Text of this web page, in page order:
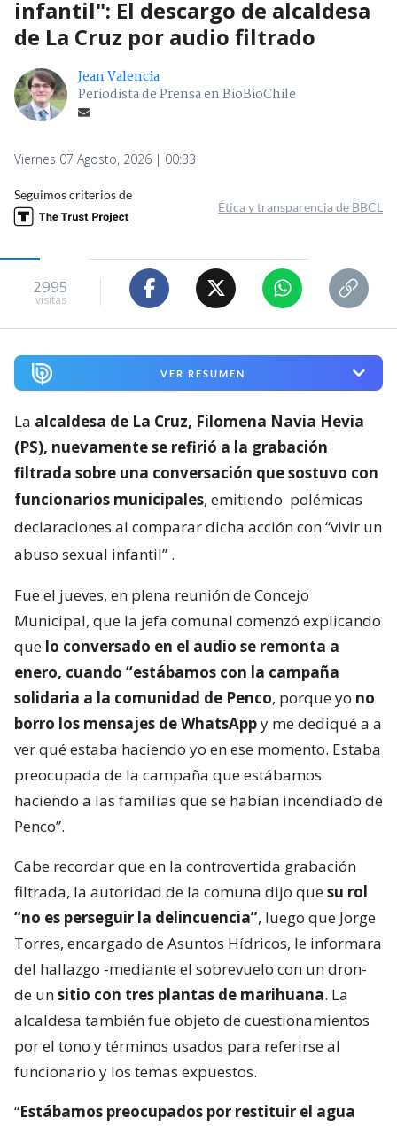
infantil": El descargo de alcaldesa
de La Cruz por audio filtrado
Jean Valencia
Periodista de Prensa en BioBioChile
Viernes 07 Agosto, 2026 | 00:33
Seguimos criterios de
Ética y transparencia de BBCL
2995
visitas
VER RESUMEN
La alcaldesa de La Cruz, Filomena Navia Hevia
(PS), nuevamente se refirió a la grabación
filtrada sobre una conversación que sostuvo con
funcionarios municipales, emitiendo polémicas
declaraciones al comparar dicha acción con “vivir un
abuso sexual infantil” .
Fue el jueves, en plena reunión de Concejo
Municipal, que la jefa comunal comenzó explicando
que lo conversado en el audio se remonta a
enero, cuando “estábamos con la campaña
solidaria a la comunidad de Penco, porque yo no
borro los mensajes de WhatsAppy me dediqué a a
ver qué estaba haciendo yo en ese momento. Estaba
preocupada de la campaña que estábamos
haciendo a las familias que se habían incendiado de
Penco”.
Cabe recordar que en la controvertida grabación
filtrada, la autoridad de la comuna dijo quesu rol
“no es perseguir la delincuencia”, luego que Jorge
Torres, encargado de Asuntos Hídricos, le informara
del hallazgo -mediante el sobrevuelo con un dron-
de unsitio con tres plantas de marihuana. La
alcaldesa también fue objeto de cuestionamientos
por el tono y términos usados para referirse al
funcionario y los temas expuestos.
“Estábamos preocupados por restituir el agua